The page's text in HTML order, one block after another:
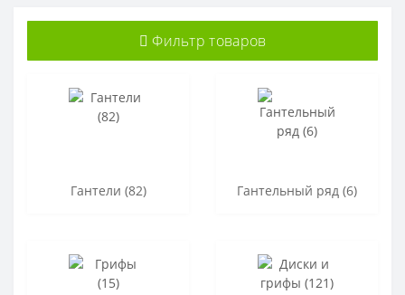
Фильтр товаров
Гантели (82) Гантельный ряд (6)